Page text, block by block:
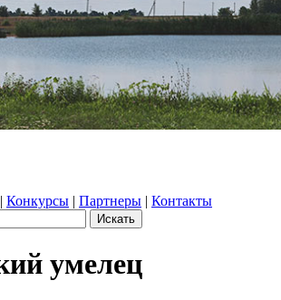
| Конкурсы | Партнеры | Контакты
умелец